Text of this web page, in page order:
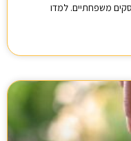
משפחתיים. למדו